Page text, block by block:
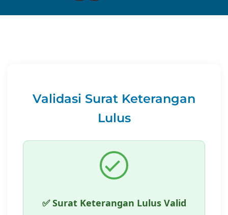
Validasi Surat Keterangan
Lulus
✅ Surat Keterangan Lulus Valid